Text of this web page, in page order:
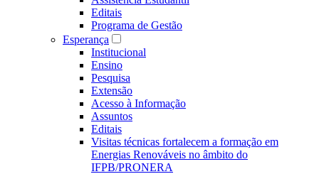
Editais
Programa de Gestão
Esperança
Institucional
Ensino
Pesquisa
Extensão
Acesso à Informação
Assuntos
Editais
Visitas técnicas fortalecem a formação em
Energias Renováveis no âmbito do
IFPB/PRONERA